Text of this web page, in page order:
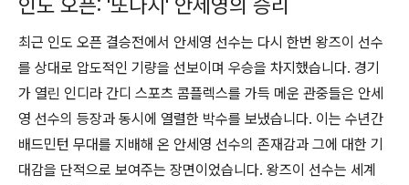
인도 오픈: '또다시' 안세영의 승리
최근 인도 오픈 결승전에서 안세영 선수는 다시 한번 왕즈이 선수
를 상대로 압도적인 기량을 선보이며 우승을 차지했습니다. 경기
가 열린 인디라 간디 스포츠 콤플렉스를 가득 메운 관중들은 안세
영 선수의 등장과 동시에 열렬한 박수를 보냈습니다. 이는 수년간
배드민턴 무대를 지배해 온 안세영 선수의 존재감과 그에 대한 기
대감을 단적으로 보여주는 장면이었습니다. 왕즈이 선수는 세계